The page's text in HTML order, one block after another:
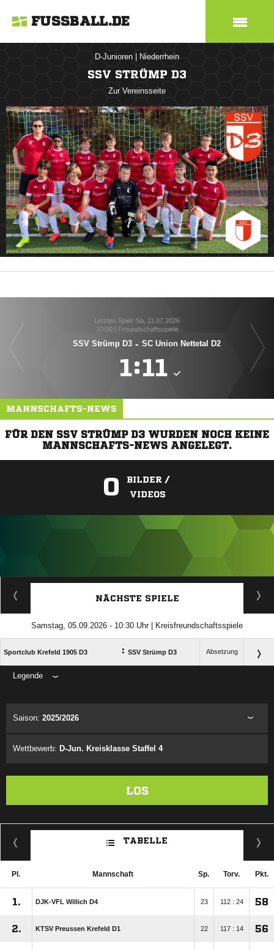
FUSSBALL.DE
D-Junioren Niederrhein
SSV STRÜMP D3
Zur Vereinsseite
Letztes Spiel: Sa, 11.07.2026
10:00 | Freundschaftsspiele
SSV Strümp D3 - SC Union Nettetal D2
:
MANNSCHAFTS-NEWS
FÜR DEN SSV STRÜMP D3 WURDEN NOCH KEINE
MANNSCHAFTS-NEWS ANGELEGT.
0
BILDER /
VIDEOS
ANZEIGE
NÄCHSTE SPIELE
Samstag, 05.09.2026 - 10:30 Uhr | Kreisfreundschaftsspiele
Sportclub Krefeld 1905 D3 : SSV Strümp D3 Absetzung
Legende
Saison: 2025/2026
Wettbewerb: D-Jun. Kreisklasse Staffel 4
LOS
TABELLE
Pl. Mannschaft Sp. Torv. Pkt.
1. DJK-VFL Willich D4 23 112 : 24 58
2. KTSV Preussen Krefeld D1 22 117 : 14 56